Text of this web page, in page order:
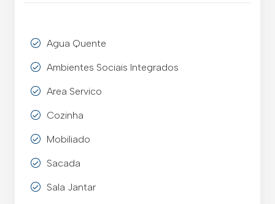
Agua Quente
Ambientes Sociais Integrados
Area Servico
Cozinha
Mobiliado
Sacada
Sala Jantar